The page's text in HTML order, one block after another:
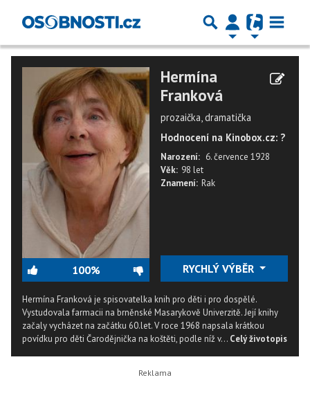
100%
Hermína
Franková
prozaička, dramatička
Hodnocení na Kinobox.cz: ?
Narození: 6. července 1928
Věk: 98 let
Znamení: Rak
RYCHLÝ VÝBĚR
Hermína Franková je spisovatelka knih pro děti i pro dospělé.
Vystudovala farmacii na brněnské Masarykově Univerzitě. Její knihy
začaly vycházet na začátku 60.let. V roce 1968 napsala krátkou
povídku pro děti Čarodějnička na koštěti, podle níž v... Celý životopis